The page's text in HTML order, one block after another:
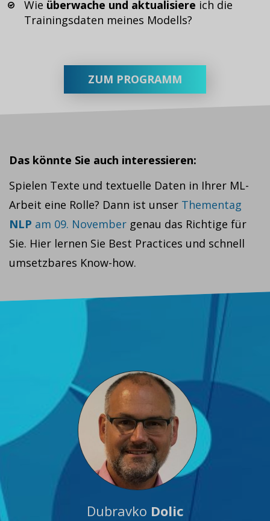
Wie überwache und aktualisiere ich die
Trainingsdaten meines Modells?
ZUM PROGRAMM
Das könnte Sie auch interessieren:
Spielen Texte und textuelle Daten in Ihrer ML-
Arbeit eine Rolle? Dann ist unser Thementag
NLP am 09. November genau das Richtige für
Sie. Hier lernen Sie Best Practices und schnell
umsetzbares Know-how.
Dubravko Dolic